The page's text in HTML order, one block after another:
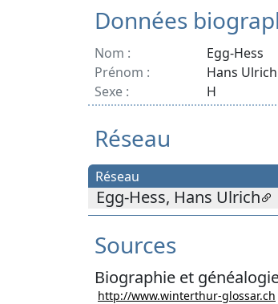
Données
Nom :
Egg-Hess
Prénom :
Hans Ulrich
Sexe :
H
Réseau
Réseau
Egg-Hess, Hans Ulrich
Sources
Biographie et
http://www.winterthur-glossar.ch